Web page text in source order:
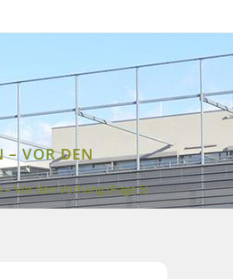
– VOR DEN
Vor den Vorhang(Page 5)